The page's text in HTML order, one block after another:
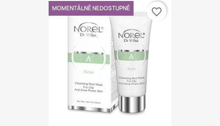
MOMENTÁLNĚ NEDOSTUPNÉ favorite_border